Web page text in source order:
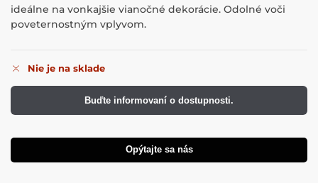
ideálne na vonkajšie vianočné dekorácie. Odolné voči
poveternostným vplyvom.
Nie je na sklade
Buďte informovaní o dostupnosti.
Opýtajte sa nás